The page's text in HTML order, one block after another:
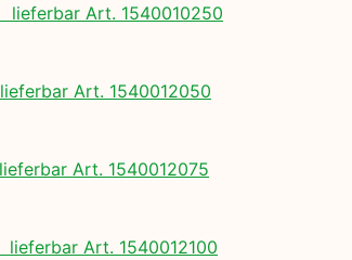
Art. 1540010250
Art. 1540012050
Art. 1540012075
Art. 1540012100